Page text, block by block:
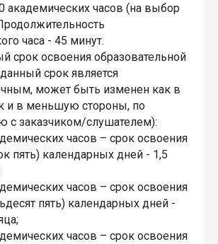
академических часов (на выбор
часа - 45 минут.
срок освоения образовательной
срок является
может быть изменен как в
и в меньшую стороны, по
с заказчиком/слушателем):
часов – срок освоения
пять) календарных дней - 1,5
часов – срок освоения
пять) календарных дней -
часов – срок освоения